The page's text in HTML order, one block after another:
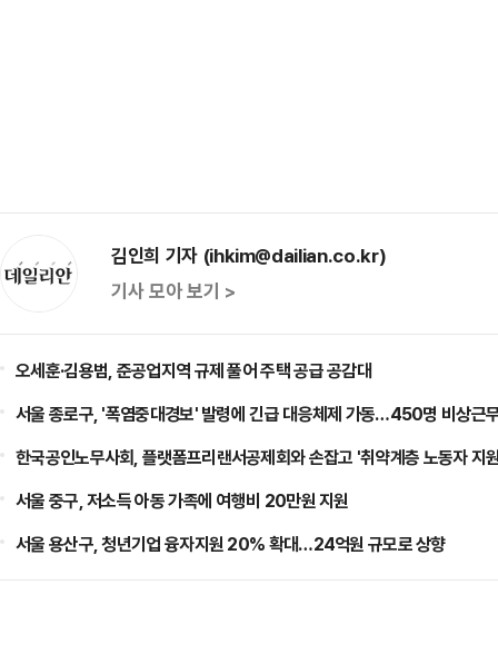
김인희 기자 (ihkim@dailian.co.kr)
기사 모아 보기 >
오세훈·김용범, 준공업지역 규제 풀어 주택 공급 공감대
서울 종로구, '폭염중대경보' 발령에 긴급 대응체제 가동…450명 비상근
한국공인노무사회, 플랫폼프리랜서공제회와 손잡고 '취약계층 노동자 지
서울 중구, 저소득 아동 가족에 여행비 20만원 지원
서울 용산구, 청년기업 융자지원 20% 확대…24억원 규모로 상향